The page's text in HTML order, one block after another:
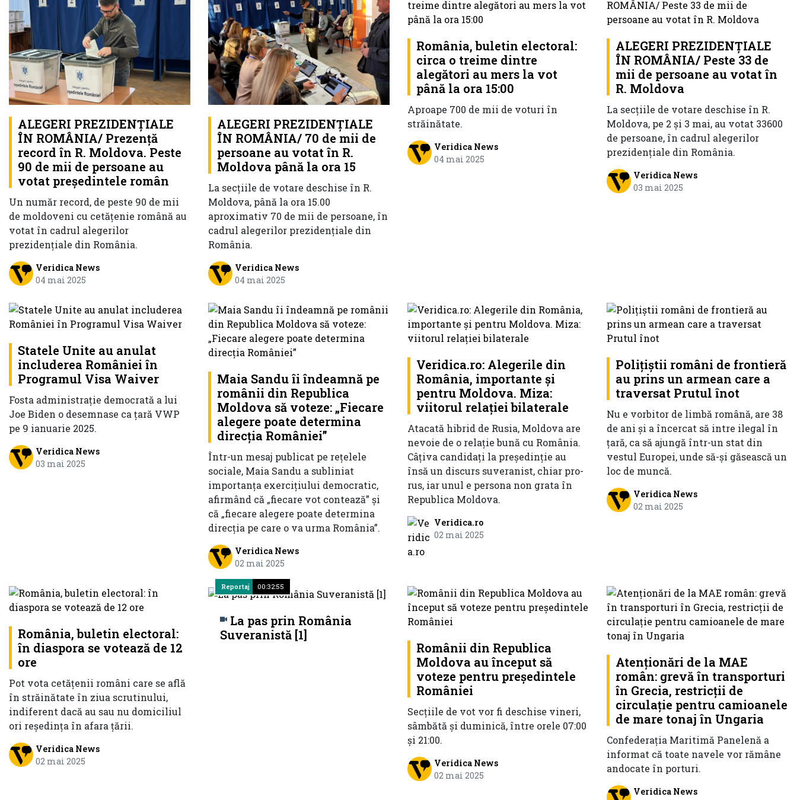
ALEGERI PREZIDENȚIALE
ÎN ROMÂNIA/ Prezență
record în R. Moldova. Peste
90 de mii de persoane au
votat președintele român
Un număr record, de peste 90 de mii
de moldoveni cu cetățenie română au
votat în cadrul alegerilor
prezidențiale din România.
Veridica News
04 mai 2025
ALEGERI PREZIDENȚIALE
ÎN ROMÂNIA/ 70 de mii de
persoane au votat în R.
Moldova până la ora 15
La secțiile de votare deschise în R.
Moldova, până la ora 15.00
aproximativ 70 de mii de persoane, în
cadrul alegerilor prezidențiale din
România.
Veridica News
04 mai 2025
România, buletin electoral:
circa o treime dintre
alegători au mers la vot
până la ora 15:00
Aproape 700 de mii de voturi în
străinătate.
Veridica News
04 mai 2025
ALEGERI PREZIDENȚIALE
ÎN ROMÂNIA/ Peste 33 de
mii de persoane au votat în
R. Moldova
La secțiile de votare deschise în R.
Moldova, pe 2 și 3 mai, au votat 33600
de persoane, în cadrul alegerilor
prezidențiale din România.
Veridica News
03 mai 2025
Statele Unite au anulat
includerea României în
Programul Visa Waiver
Fosta administraţie democrată a lui
Joe Biden o desemnase ca ţară VWP
pe 9 ianuarie 2025.
Veridica News
03 mai 2025
Maia Sandu îi îndeamnă pe
românii din Republica
Moldova să voteze: „Fiecare
alegere poate determina
direcția României”
Într-un mesaj publicat pe rețelele
sociale, Maia Sandu a subliniat
importanța exercițiului democratic,
afirmând că „fiecare vot contează” și
că „fiecare alegere poate determina
direcția pe care o va urma România”.
Veridica News
02 mai 2025
Veridica.ro: Alegerile din
România, importante și
pentru Moldova. Miza:
viitorul relației bilaterale
Atacată hibrid de Rusia, Moldova are
nevoie de o relație bună cu România.
Câțiva candidați la președinție au
însă un discurs suveranist, chiar pro-
rus, iar unul e persona non grata în
Republica Moldova.
Veridica.ro
02 mai 2025
Poliţiştii români de frontieră
au prins un armean care a
traversat Prutul înot
Nu e vorbitor de limbă română, are 38
de ani şi a încercat să intre ilegal în
țară, ca să ajungă într-un stat din
vestul Europei, unde să-şi găsească un
loc de muncă.
Veridica News
02 mai 2025
România, buletin electoral:
în diaspora se votează de 12
ore
Pot vota cetăţenii români care se află
în străinătate în ziua scrutinului,
indiferent dacă au sau nu domiciliul
ori reşedinţa în afara ţării.
Veridica News
02 mai 2025
La pas prin România
Suveranistă [1]
Reportaj 00:32:55
Românii din Republica
Moldova au început să
voteze pentru președintele
României
Secțiile de vot vor fi deschise vineri,
sâmbătă și duminică, între orele 07:00
și 21:00.
Veridica News
02 mai 2025
Atenționări de la MAE
român: grevă în transporturi
în Grecia, restricţii de
circulaţie pentru camioanele
de mare tonaj în Ungaria
Confederaţia Maritimă Panelenă a
informat că toate navele vor rămâne
andocate în porturi.
Veridica News